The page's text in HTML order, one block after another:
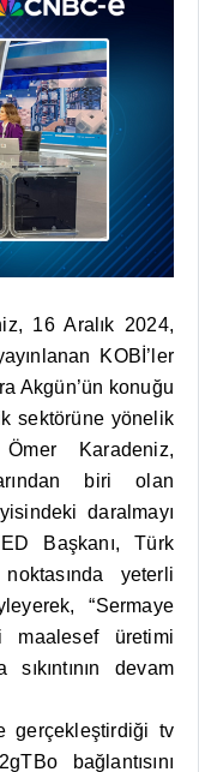
16 Aralık 2024,
KOBİ’ler
Akgün’ün konuğu
sektörüne yönelik
Karadeniz,
biri olan
daralmayı
Başkanı, Türk
yeterli
“Sermaye
maalesef üretimi
devam
gerçekleştirdiği tv
bağlantısını